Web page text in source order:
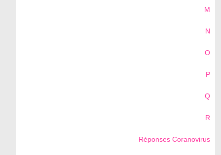
M
N
O
P
Q
R
Réponses Coranovirus